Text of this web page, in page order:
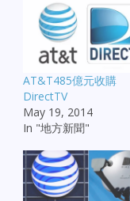
AT&T485億元收購
DirectTV
May 19, 2014
In "地方新聞"